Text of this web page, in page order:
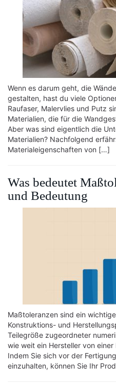
Wenn es darum geht, die
gestalten, hast du viele
Raufaser, Malervlies und Putz
Materialien, die für die
Aber was sind eigentlich die
Materialien? Nachfolgend
Materialeigenschaften von […]
Was bedeutet
und Bedeutung
Maßtoleranzen sind ein
Konstruktions- und
Teilegröße zugeordneter
wie weit ein Hersteller von
Indem Sie sich vor der
einzuhalten, können Sie Ihr